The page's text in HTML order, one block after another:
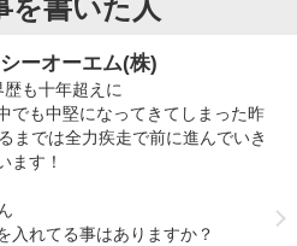
を書いた人
ーオーエム(株)
も十年超えに
でも中堅になってきてしまった昨
までは全力疾走で前に進んでいき
ます！
入れてる事はありますか？